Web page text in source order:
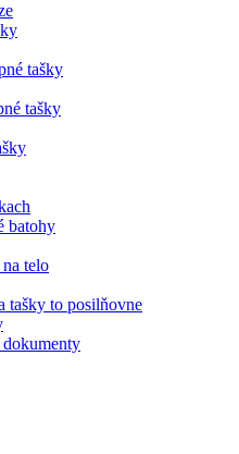
tašky
tašky
batohy
telo
tašky to posilňovne